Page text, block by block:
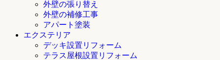
外壁の張り替え
外壁の補修工事
アパート塗装
エクステリア
デッキ設置リフォーム
テラス屋根設置リフォーム